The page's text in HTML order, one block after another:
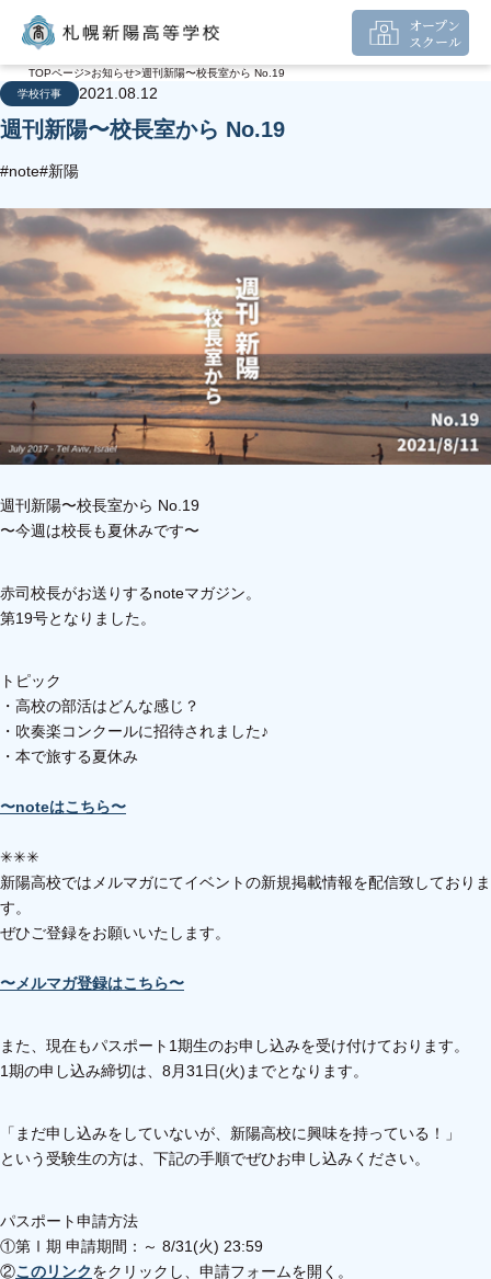
オープン
スクール
TOPページ お知らせ 週刊新陽〜校長室から No.19
学校行事
2021.08.12
週刊新陽〜校長室から No.19
#note#新陽
週刊新陽〜校長室から No.19
〜今週は校長も夏休みです〜
赤司校長がお送りするnoteマガジン。
第19号となりました。
トピック
・高校の部活はどんな感じ？
・吹奏楽コンクールに招待されました♪
・本で旅する夏休み
〜noteはこちら〜
✳︎✳︎✳︎
新陽高校ではメルマガにてイベントの新規掲載情報を配信致しておりま
す。
ぜひご登録をお願いいたします。
〜メルマガ登録はこちら〜
また、現在もパスポート1期生のお申し込みを受け付けております。
1期の申し込み締切は、8月31日(火)までとなります。
「まだ申し込みをしていないが、新陽高校に興味を持っている！」
という受験生の方は、下記の手順でぜひお申し込みください。
パスポート申請方法
①第Ⅰ期 申請期間：～ 8/31(火) 23:59
②このリンクをクリックし、申請フォームを開く。